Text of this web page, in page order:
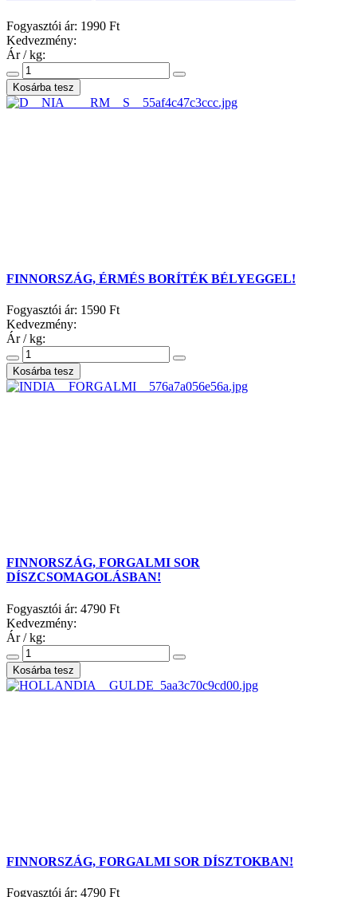
Fogyasztói ár: 1990 Ft
Kedvezmény:
Ár / kg:
FINNORSZÁG, ÉRMÉS BORÍTÉK BÉLYEGGEL!
Fogyasztói ár: 1590 Ft
Kedvezmény:
Ár / kg:
FINNORSZÁG, FORGALMI SOR
DÍSZCSOMAGOLÁSBAN!
Fogyasztói ár: 4790 Ft
Kedvezmény:
Ár / kg:
FINNORSZÁG, FORGALMI SOR DÍSZTOKBAN!
Fogyasztói ár: 4790 Ft